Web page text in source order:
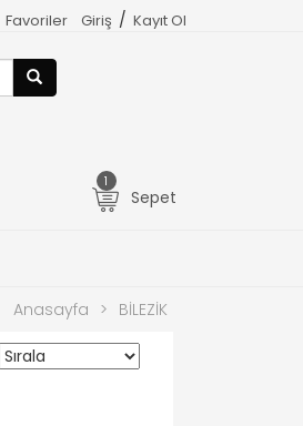
Giriş / Kayıt Ol
Favoriler
1
Sepet
Anasayfa > BİLEZİK